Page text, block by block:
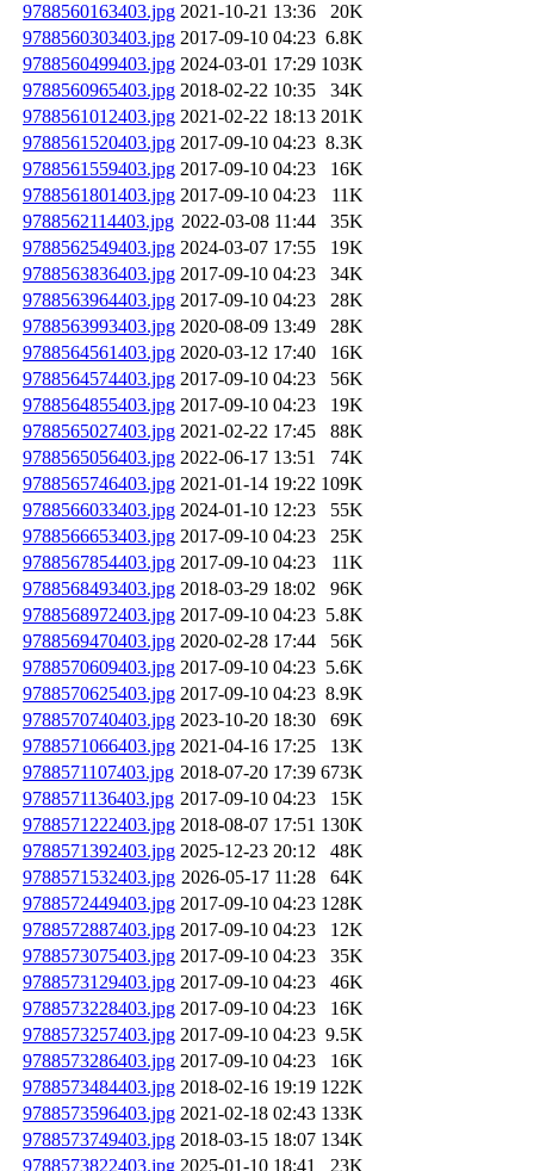
9788560163403.jpg 2021-10-21 13:36
20K
9788560303403.jpg 2017-09-10 04:23 6.8K
9788560499403.jpg 2024-03-01 17:29 103K
9788560965403.jpg 2018-02-22 10:35
34K
9788561012403.jpg 2021-02-22 18:13 201K
9788561520403.jpg 2017-09-10 04:23 8.3K
9788561559403.jpg 2017-09-10 04:23
16K
9788561801403.jpg 2017-09-10 04:23
11K
9788562114403.jpg 2022-03-08 11:44
35K
9788562549403.jpg 2024-03-07 17:55
19K
9788563836403.jpg 2017-09-10 04:23
34K
9788563964403.jpg 2017-09-10 04:23
28K
9788563993403.jpg 2020-08-09 13:49
28K
9788564561403.jpg 2020-03-12 17:40
16K
9788564574403.jpg 2017-09-10 04:23
56K
9788564855403.jpg 2017-09-10 04:23
19K
9788565027403.jpg 2021-02-22 17:45
88K
9788565056403.jpg 2022-06-17 13:51
74K
9788565746403.jpg 2021-01-14 19:22 109K
9788566033403.jpg 2024-01-10 12:23
55K
9788566653403.jpg 2017-09-10 04:23
25K
9788567854403.jpg 2017-09-10 04:23
11K
9788568493403.jpg 2018-03-29 18:02
96K
9788568972403.jpg 2017-09-10 04:23 5.8K
9788569470403.jpg 2020-02-28 17:44
56K
9788570609403.jpg 2017-09-10 04:23 5.6K
9788570625403.jpg 2017-09-10 04:23 8.9K
9788570740403.jpg 2023-10-20 18:30
69K
9788571066403.jpg 2021-04-16 17:25
13K
9788571107403.jpg 2018-07-20 17:39 673K
9788571136403.jpg 2017-09-10 04:23
15K
9788571222403.jpg 2018-08-07 17:51 130K
9788571392403.jpg 2025-12-23 20:12
48K
9788571532403.jpg 2026-05-17 11:28
64K
9788572449403.jpg 2017-09-10 04:23 128K
9788572887403.jpg 2017-09-10 04:23
12K
9788573075403.jpg 2017-09-10 04:23
35K
9788573129403.jpg 2017-09-10 04:23
46K
9788573228403.jpg 2017-09-10 04:23
16K
9788573257403.jpg 2017-09-10 04:23 9.5K
9788573286403.jpg 2017-09-10 04:23
16K
9788573484403.jpg 2018-02-16 19:19 122K
9788573596403.jpg 2021-02-18 02:43 133K
9788573749403.jpg 2018-03-15 18:07 134K
9788573822403.jpg 2025-01-10 18:41
23K